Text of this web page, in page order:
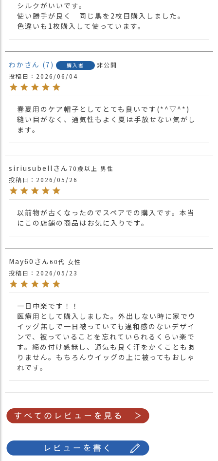
・長時間濡れたままで重ねて置いたり、汗
や雨などでぬれた時は他の衣料等に移染す
ます。ご不安な事などございましたらお気
軽にお問い合わせ下さい。
関連商品
【カラー バリエーション】
・グレー 灰色 GRAY
・エンジ 紅色 DEEPRED
シルクがいいです。
使い勝手が良く　同じ黒を2枚目購入しました。
色違いも1枚購入して使っています。
わか 7 購入者
非公開
投稿日
2026/06/04
春夏用のケア帽子としてとても良いです(*^▽^*)
縫い目がなく、通気性もよく夏は手放せない気がし
ます。
siriusubell 70歳以上 男性
投稿日
2026/05/26
以前物が古くなったのでスペアでの購入です。本当
にこの店舗の商品はお気に入りです。
May60 60代 女性
投稿日
2026/05/23
一日中楽です！！
医療用として購入しました。外出しない時に家でウ
イッグ無しで一日被っていても違和感のないデザイ
ンで、被っていることを忘れていられるくらい楽で
す。締め付け感無し、通気も良く汗をかくこともあ
りません。もちろんウイッグの上に被ってもおしゃ
れです。